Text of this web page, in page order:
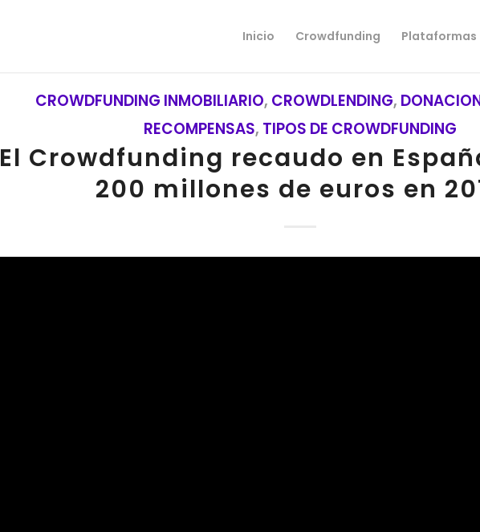
Inicio Crowdfunding Plataformas
CROWDFUNDING INMOBILIARIO, CROWDLENDING,
RECOMPENSAS, TIPOS DE CROWDFUNDING
El Crowdfunding recaudo en
200 millones de euros en